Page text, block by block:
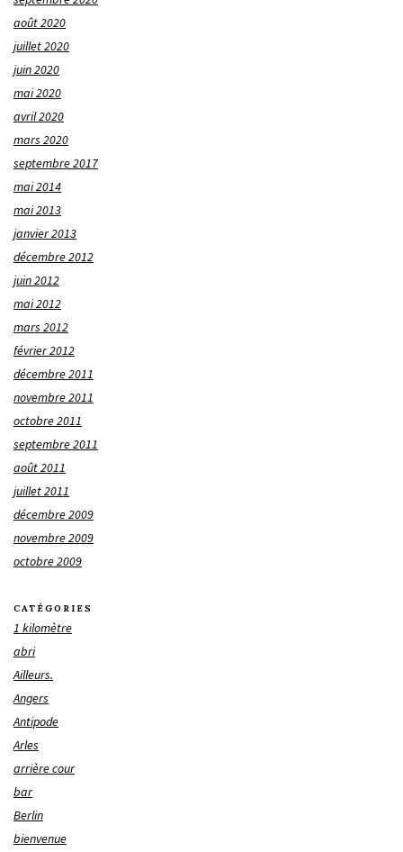
août 2020
juillet 2020
juin 2020
mai 2020
avril 2020
mars 2020
septembre 2017
mai 2014
mai 2013
janvier 2013
décembre 2012
juin 2012
mai 2012
mars 2012
février 2012
décembre 2011
novembre 2011
octobre 2011
septembre 2011
août 2011
juillet 2011
décembre 2009
novembre 2009
octobre 2009
CATÉGORIES
1 kilomètre
abri
Ailleurs.
Angers
Antipode
Arles
arrière cour
bar
Berlin
bienvenue